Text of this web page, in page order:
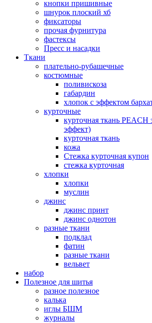
кнопки пришивные
шнурок плоский хб
фиксаторы
прочая фурнитура
фастексы
Пресс и насадки
Ткани
плательно-рубашечные
костюмные
поливискоза
габардин
хлопок с эффектом
курточные
курточная ткань PEACH
эффект)
курточная ткань
кожа
Стежка курточная купон
стежка курточная
хлопки
хлопки
муслин
джинс
джинс принт
джинс однотон
разные ткани
подклад
фатин
разные ткани
вельвет
набор
Полезное для шитья
разное полезное
калька
иглы БШМ
журналы